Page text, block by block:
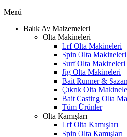
Menü
Balık Av Malzemeleri
Olta Makineleri
Lrf Olta Makineleri
Spin Olta Makineleri
Surf Olta Makineleri
Jig Olta Makineleri
Bait Runner &
Çıkrık Olta
Bait Casting Olta
Tüm Ürünler
Olta Kamışları
Lrf Olta Kamışları
Spin Olta Kamışları